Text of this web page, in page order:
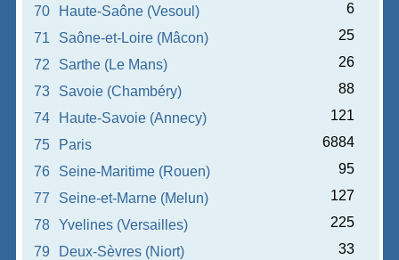
70
Haute-Saône (Vesoul)
6
71
Saône-et-Loire (Mâcon)
25
72
Sarthe (Le Mans)
26
73
Savoie (Chambéry)
88
74
Haute-Savoie (Annecy)
121
75
Paris
6884
76
Seine-Maritime (Rouen)
95
77
Seine-et-Marne (Melun)
127
78
Yvelines (Versailles)
225
79
Deux-Sèvres (Niort)
33